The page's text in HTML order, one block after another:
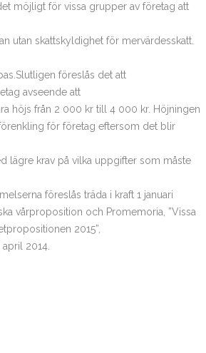
möjligt för vissa grupper av företag att
utan skattskyldighet för mervärdesskatt.
föreslås det att
avseende att
höjs från 2 000 kr till 4 000 kr. Höjningen
för företag eftersom det blir
lägre krav på vilka uppgifter som måste
föreslås träda i kraft 1 januari
vårproposition och Promemoria, ”Vissa
2015”,
2014.